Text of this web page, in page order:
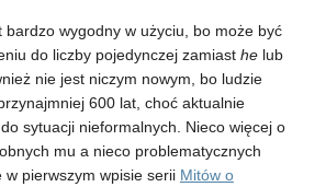
wygodny w użyciu, bo może być
do liczby pojedynczej zamiast helub
nie jest niczym nowym, bo ludzie
600 lat, choć aktualnie
sytuacji nieformalnych. Nieco więcej o
mu a nieco problematycznych
pierwszym wpisie serii Mitów o